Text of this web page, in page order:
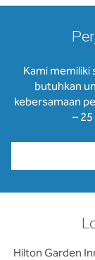
Kami memiliki
butuhkan
kebersamaan
–
Hilton Garden